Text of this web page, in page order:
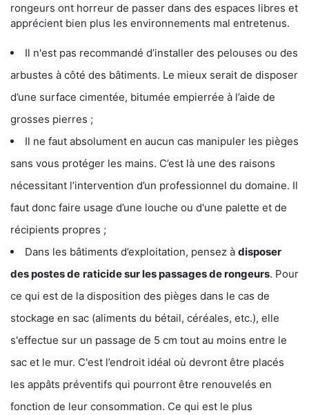
rongeurs ont horreur de passer dans des espaces libres et
apprécient bien plus les environnements mal entretenus.
Il n'est pas recommandé d’installer des pelouses ou des
arbustes à côté des bâtiments. Le mieux serait de disposer
d’une surface cimentée, bitumée empierrée à l’aide de
grosses pierres ;
Il ne faut absolument en aucun cas manipuler les pièges
sans vous protéger les mains. C’est là une des raisons
nécessitant l’intervention d’un professionnel du domaine. Il
faut donc faire usage d’une louche ou d'une palette et de
récipients propres ;
Dans les bâtiments d’exploitation, pensez à disposer
des postes de raticide sur les passages de rongeurs. Pour
ce qui est de la disposition des pièges dans le cas de
stockage en sac (aliments du bétail, céréales, etc.), elle
s'effectue sur un passage de 5 cm tout au moins entre le
sac et le mur. C'est l’endroit idéal où devront être placés
les appâts préventifs qui pourront être renouvelés en
fonction de leur consommation. Ce qui est le plus